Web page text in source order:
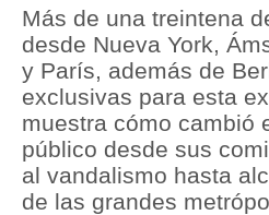
Política
Tu Dinero
Finanzas Personales
Inmobiliarias
Más de una treintena
desde Nueva York,
y París, además de
exclusivas para esta
muestra cómo cambió
público desde sus
al vandalismo hasta
de las grandes